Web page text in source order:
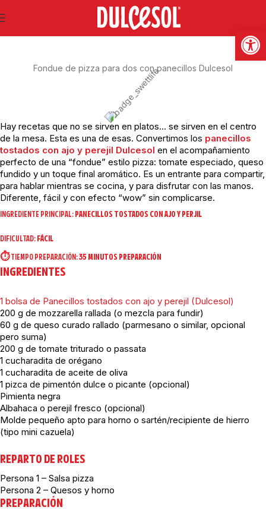
SWEET LIFE
Fondue de pizza para dos con panecillos Dulcesol
Hay recetas que no se sirven en platos… se sirven en el centro
de la mesa. Esta es una de esas. Convertimos los panecillos
tostados con ajo y perejil Dulcesol en el acompañamiento
perfecto de una “fondue” estilo pizza: tomate especiado, queso
fundido y un toque final aromático. Es un entrante para compartir,
para hablar mientras se cocina, y para disfrutar con las manos.
Diferente, fácil y con efecto “wow” sin complicarse.
INGREDIENTE PRINCIPAL:PANECILLOS TOSTADOS CON AJO Y PERJIL
DIFICULTAD:FÁCIL
⏱️ TIEMPO PREPARACIÓN:35 MINUTOS PREPARACIÓN
INGREDIENTES
1 bolsa de Panecillos tostados con ajo y perejil (Dulcesol)
200 g de mozzarella rallada (o mezcla para fundir)
60 g de queso curado rallado (parmesano o similar, opcional
pero suma)
200 g de tomate triturado o passata
1 cucharadita de orégano
1 cucharadita de aceite de oliva
1 pizca de pimentón dulce o picante (opcional)
Pimienta negra
Albahaca o perejil fresco (opcional)
Molde pequeño apto para horno o sartén/recipiente de hierro
(tipo mini cazuela)
REPARTO DE ROLES
Persona 1 – Salsa pizza
Persona 2 – Quesos y horno
PREPARACIÓN